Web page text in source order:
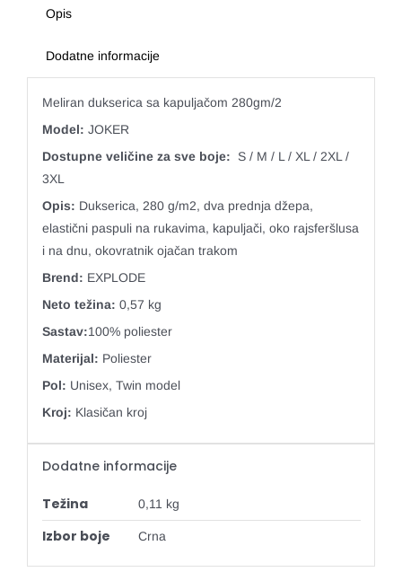
Opis
Dodatne informacije
Meliran dukserica sa kapuljačom 280gm/2
Model: JOKER
Dostupne veličine za sve boje: S / M / L / XL / 2XL /
3XL
Opis: Dukserica, 280 g/m2, dva prednja džepa,
elastični paspuli na rukavima, kapuljači, oko rajsferšlusa
i na dnu, okovratnik ojačan trakom
Brend: EXPLODE
Neto težina: 0,57 kg
Sastav:100% poliester
Materijal: Poliester
Pol: Unisex, Twin model
Kroj: Klasičan kroj
Dodatne informacije
Težina 0,11 kg
Izbor boje Crna